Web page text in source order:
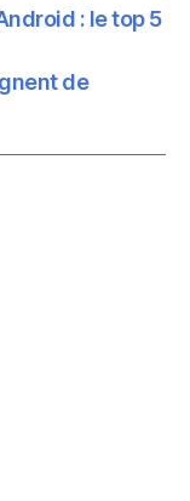
: le top 5
de